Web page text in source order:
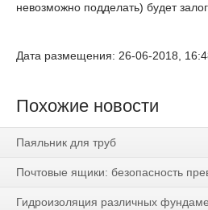
невозможно подделать) будет
Дата размещения: 26-06-2018,
Похожие новости
Паяльник для труб
Почтовые ящики: безопасность
Гидроизоляция различных